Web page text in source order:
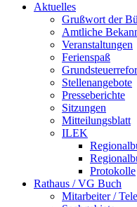
Aktuelles
Grußwort der
Amtliche
Veranstaltungen
Ferienspaß
Stellenangebote
Presseberichte
Sitzungen
Mitteilungsblatt
ILEK
Protokolle
Rathaus / VG Buch
Mitarbeiter /